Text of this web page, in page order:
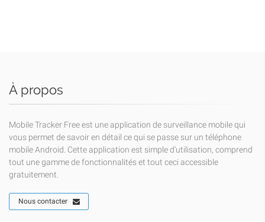
À propos
Mobile Tracker Free est une application de surveillance mobile qui
vous permet de savoir en détail ce qui se passe sur un téléphone
mobile Android. Cette application est simple d'utilisation, comprend
tout une gamme de fonctionnalités et tout ceci accessible
gratuitement.
Nous contacter